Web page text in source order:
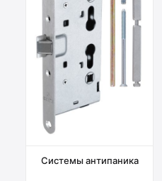
Системы антипаника